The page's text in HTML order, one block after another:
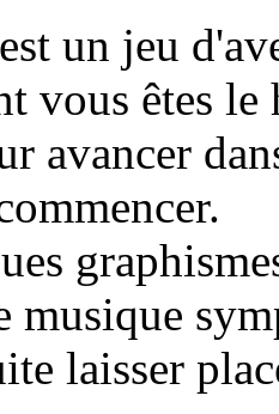
un jeu
vous êtes le
avancer
musique
laisser